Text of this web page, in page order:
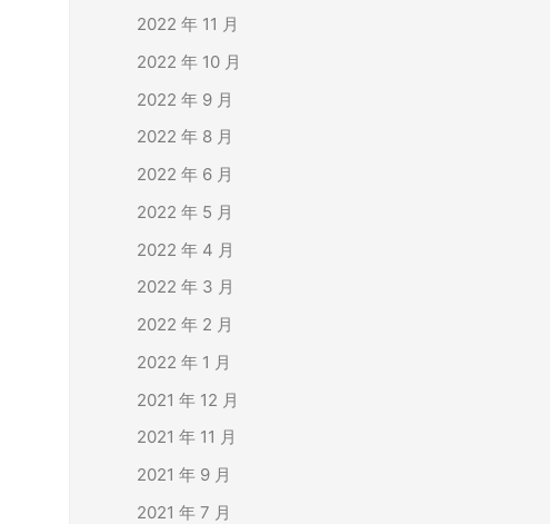
2022 年 11 月
2022 年 10 月
2022 年 9 月
2022 年 8 月
2022 年 6 月
2022 年 5 月
2022 年 4 月
2022 年 3 月
2022 年 2 月
2022 年 1 月
2021 年 12 月
2021 年 11 月
2021 年 9 月
2021 年 7 月